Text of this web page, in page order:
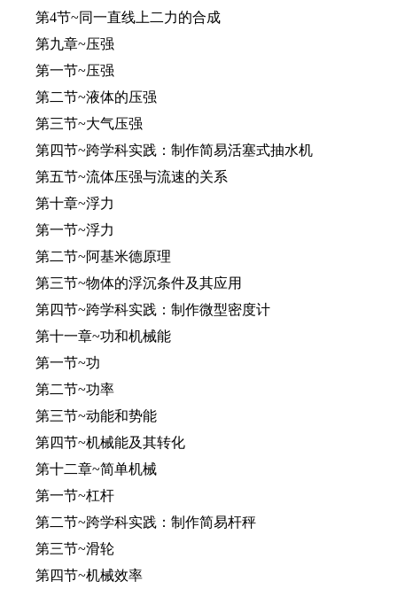
第4节~同一直线上二力的合成
第九章~压强
第一节~压强
第二节~液体的压强
第三节~大气压强
第四节~跨学科实践：制作简易活塞式抽水机
第五节~流体压强与流速的关系
第十章~浮力
第一节~浮力
第二节~阿基米德原理
第三节~物体的浮沉条件及其应用
第四节~跨学科实践：制作微型密度计
第十一章~功和机械能
第一节~功
第二节~功率
第三节~动能和势能
第四节~机械能及其转化
第十二章~简单机械
第一节~杠杆
第二节~跨学科实践：制作简易杆秤
第三节~滑轮
第四节~机械效率